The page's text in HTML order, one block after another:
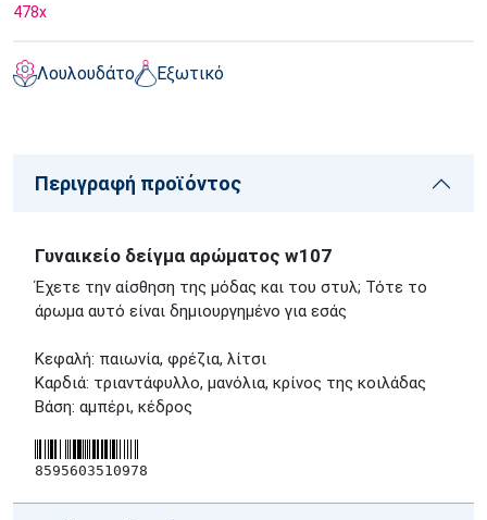
478x
Λουλουδάτο Εξωτικό
Περιγραφή προϊόντος
Γυναικείο δείγμα αρώματος w107
Έχετε την αίσθηση της μόδας και του στυλ; Τότε το
άρωμα αυτό είναι δημιουργημένο για εσάς
Κεφαλή: παιωνία, φρέζια, λίτσι
Καρδιά: τριαντάφυλλο, μανόλια, κρίνος της κοιλάδας
Βάση: αμπέρι, κέδρος
8595603510978